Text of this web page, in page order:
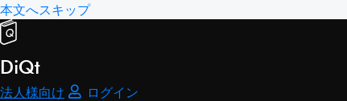
本文へスキップ
DiQt
法人様向け
ログイン